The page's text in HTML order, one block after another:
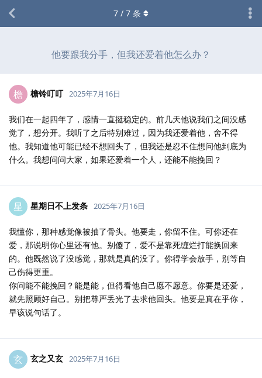
他要跟我分手，但我还爱着他怎么办？
7 / 7 条
檐 檐铃叮叮 2025年7月16日
我们在一起四年了，感情一直挺稳定的。前几天他说我们之间没感
觉了，想分开。我听了之后特别难过，因为我还爱着他，舍不得
他。我知道他可能已经不想回头了，但我还是忍不住想问他到底为
什么。我想问问大家，如果还爱着一个人，还能不能挽回？
星 星期日不上发条 2025年7月16日
我懂你，那种感觉像被抽了骨头。他要走，你留不住。可你还在
爱，那说明你心里还有他。别傻了，爱不是靠死缠烂打能换回来
的。他既然说了没感觉，那就是真的没了。你得学会放手，别等自
己伤得更重。
你问能不能挽回？能是能，但得看他自己愿不愿意。你要是还爱，
就先照顾好自己。别把尊严丢光了去求他回头。他要是真在乎你，
早该说句话了。
玄 玄之又玄 2025年7月16日